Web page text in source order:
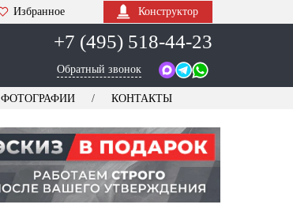
Избранное Конструктор
+7 (495) 518-44-23
Обратный звонок
ФОТОГРАФИИ КОНТАКТЫ